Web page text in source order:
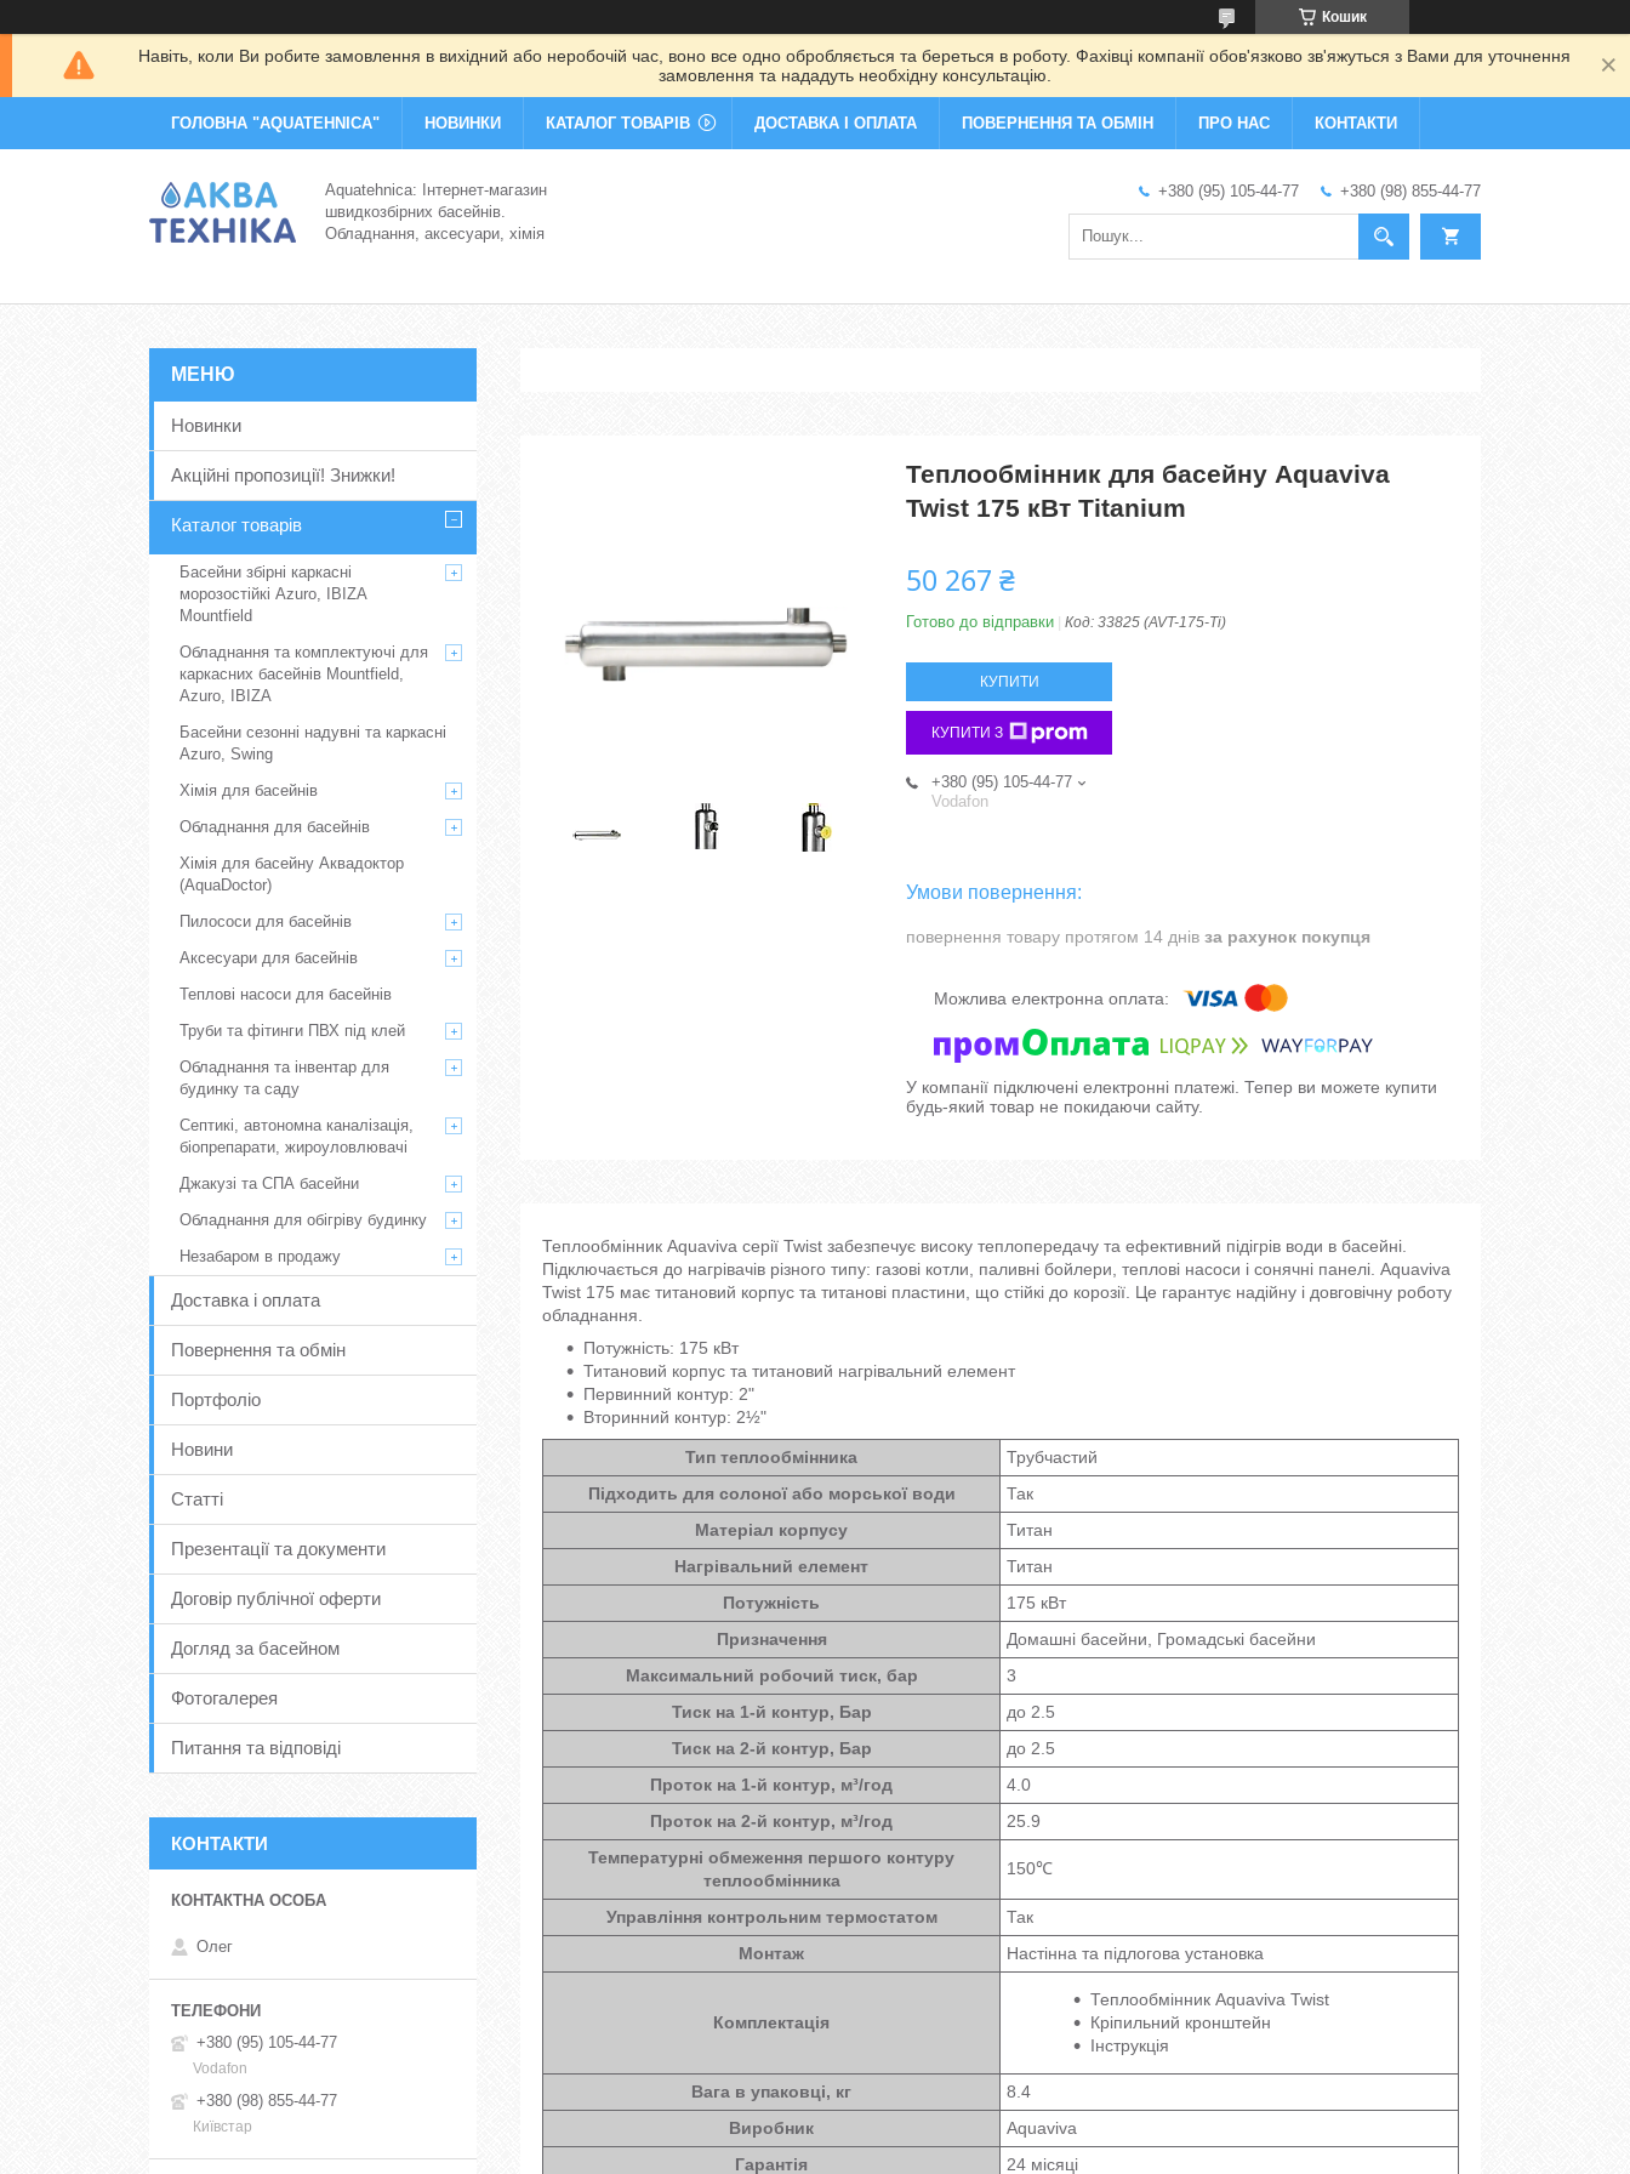
Кошик
Навіть, коли Ви робите замовлення в вихідний або неробочій час, воно все одно обробляється та береться в роботу. Фахівці компанії обов'язково зв'яжуться з Вами для уточнення
замовлення та нададуть необхідну консультацію.
ГОЛОВНА "AQUATEHNICA" НОВИНКИ КАТАЛОГ ТОВАРІВ ДОСТАВКА І ОПЛАТА ПОВЕРНЕННЯ ТА ОБМІН ПРО НАС КОНТАКТИ
Aquatehnica: Інтернет-магазин
швидкозбірних басейнів.
Обладнання, аксесуари, хімія
+380 (95) 105-44-77 +380 (98) 855-44-77
Теплообмінник для басейну Aquaviva
Twist 175 кВт Titanium
50 267 ₴
Готово до відправки Код: 33825 (AVT-175-Ti)
КУПИТИ
КУПИТИ З
+380 (95) 105-44-77
Vodafon
повернення товару протягом 14 днів за рахунок покупця
У компанії підключені електронні платежі. Тепер ви можете купити
будь-який товар не покидаючи сайту.
Теплообмінник Aquaviva серії Twist забезпечує високу теплопередачу та ефективний підігрів води в басейні.
Підключається до нагрівачів різного типу: газові котли, паливні бойлери, теплові насоси і сонячні панелі. Aquaviva
Twist 175 має титановий корпус та титанові пластини, що стійкі до корозії. Це гарантує надійну і довговічну роботу
обладнання.
Потужність: 175 кВт
Титановий корпус та титановий нагрівальний елемент
Первинний контур: 2"
Вторинний контур: 2½"
Тип теплообмінника
Трубчастий
Підходить для солоної або морської води
Так
Матеріал корпусу
Титан
Нагрівальний елемент
Титан
Потужність
175 кВт
Призначення
Домашні басейни, Громадські басейни
Максимальний робочий тиск, бар
3
Тиск на 1-й контур, Бар
до 2.5
Тиск на 2-й контур, Бар
до 2.5
Проток на 1-й контур, м³/год
4.0
Проток на 2-й контур, м³/год
25.9
Температурні обмеження першого контуру
теплообмінника
150℃
Управління контрольним термостатом
Так
Монтаж
Настінна та підлогова установка
Комплектація
Теплообмінник Aquaviva Twist
Кріпильний кронштейн
Інструкція
Вага в упаковці, кг
8.4
Виробник
Aquaviva
Гарантія
24 місяці
Новинки
Акційні пропозиції! Знижки!
Каталог товарів
Басейни збірні каркасні
морозостійкі Azuro, IBIZA
Mountfield
Обладнання та комплектуючі для
каркасних басейнів Mountfield,
Azuro, IBIZA
Басейни сезонні надувні та каркасні
Azuro, Swing
Хімія для басейнів
Обладнання для басейнів
Хімія для басейну Аквадоктор
(AquaDoctor)
Пилососи для басейнів
Аксесуари для басейнів
Теплові насоси для басейнів
Труби та фітинги ПВХ під клей
Обладнання та інвентар для
будинку та саду
Септикі, автономна каналізація,
біопрепарати, жироуловлювачі
Джакузі та СПА басейни
Обладнання для обігріву будинку
Незабаром в продажу
Доставка і оплата
Повернення та обмін
Портфоліо
Новини
Статті
Презентації та документи
Договір публічної оферти
Догляд за басейном
Фотогалерея
Питання та відповіді
КОНТАКТИ
Олег
+380 (95) 105-44-77
Vodafon
+380 (98) 855-44-77
Київстар